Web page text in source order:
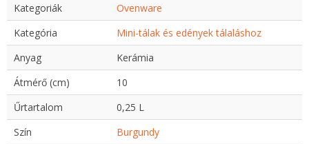
Kategoriák
Ovenware
Kategória
Mini-tálak és edények tálaláshoz
Anyag
Kerámia
Átmérő (cm)
10
Űrtartalom
0,25 L
Szín
Burgundy